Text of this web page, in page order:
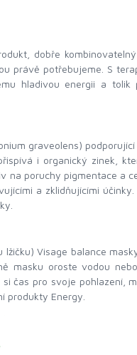
dobře
právě potřebujeme. S
hladivou energii a tolik
graveolens)
i organický zinek,
poruchy pigmentace a
a zklidňujícími
Visage balance
masku oroste vodou
čas pro svoje pohlazení,
produkty Energy.